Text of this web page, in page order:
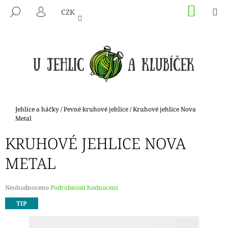
HLEDAT
PŘIHLÁŠENÍ
CZK KOŠÍK
Domů
Jehlice a háčky/Pevné kruhové jehlice/Kruhové jehlice Nova
Metal
KRUHOVÉ JEHLICE NOVA
METAL
Průměrné
hodnocení
produktu
NeohodnocenoPodrobnosti hodnocení
TIP
T
Ř
E
B
U
J
E
T
E